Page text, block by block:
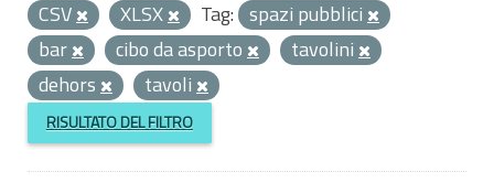
CSV
XLSX Tag: spazi pubblici
bar
cibo da asporto
tavolini
dehors
tavoli
RISULTATO DEL FILTRO